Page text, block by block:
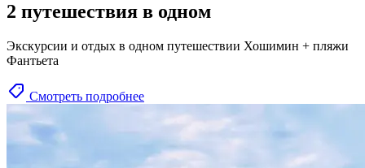
2 путешествия в одном
Экскурсии и отдых в одном путешествии Хошимин + пляжи
Фантьета
Смотреть подробнее